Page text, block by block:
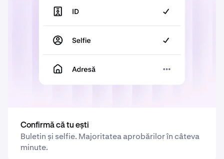
Confirmă că tu ești
Buletin și selfie. Majoritatea aprobărilor în câteva
minute.